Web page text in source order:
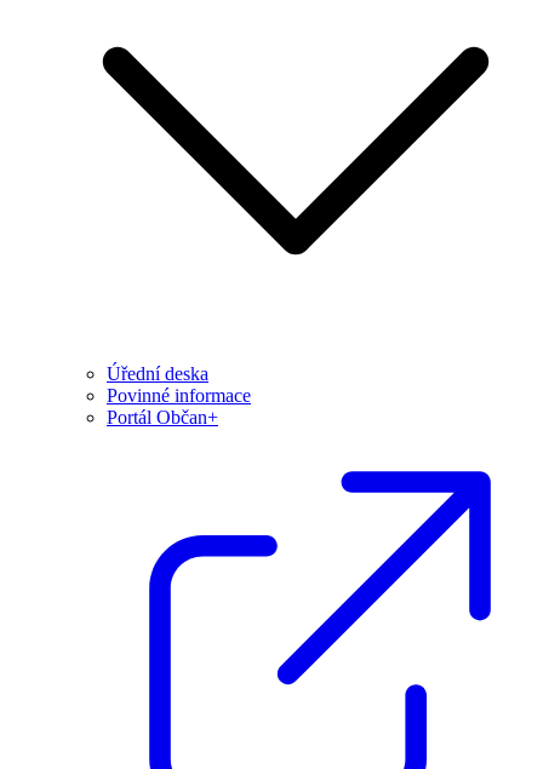
Úřední deska
Povinné informace
Portál Občan+